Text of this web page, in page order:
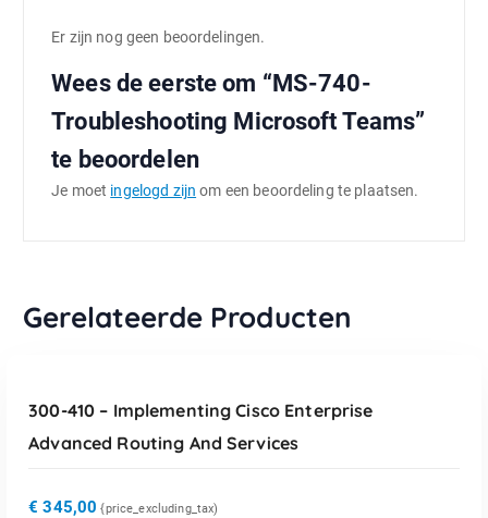
Er zijn nog geen beoordelingen.
Wees de eerste om “MS-740-
Troubleshooting Microsoft Teams”
te beoordelen
Je moet ingelogd zijn om een beoordeling te plaatsen.
Gerelateerde Producten
300-410 – Implementing Cisco Enterprise
Advanced Routing And Services
€ 345,00 {price_excluding_tax)